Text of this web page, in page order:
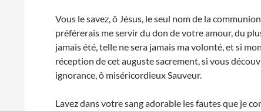
Vous le savez, ô Jésus, le seul nom de la
préférerais me servir du don de votre amour, du
jamais été, telle ne sera jamais ma volonté, et si
réception de cet auguste sacrement, si vous
ignorance, ô miséricordieux Sauveur.
Lavez dans votre sang adorable les fautes que je